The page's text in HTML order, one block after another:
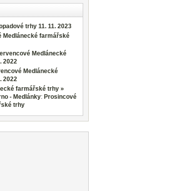
trhy 11. 11. 2023
Medlánecké farmářské
Medlánecké
2022
Medlánecké
2022
farmářské trhy »
- Medlánky: Prosincové
trhy